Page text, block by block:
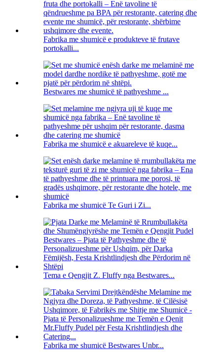
Fabrika me shumicë e produkteve të frutave
portokalli...
Bestwares me shumicë të pathyeshme ...
Fabrika me shumicë e akuareleve të kuqe...
Fabrika me shumicë Te Guri i Zi...
Tema e Qengjit Z. Fluffy nga Bestwares...
Fabrika me shumicë Bestwares Unbr...